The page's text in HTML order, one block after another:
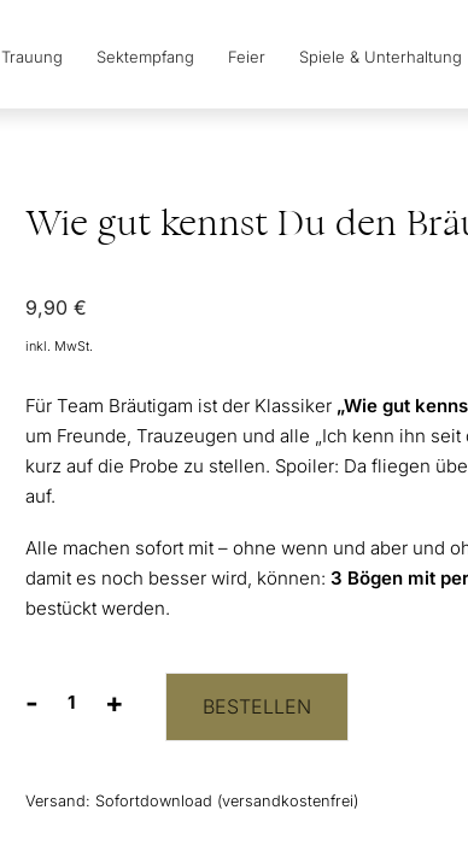
Trauung Sektempfang Feier Spiele & Unterhaltung
Wie gut kennst Du den
9,90€
inkl. MwSt.
Für Team Bräutigam ist der Klassiker „Wie gut
um Freunde, Trauzeugen und alle „Ich kenn ihn
kurz auf die Probe zu stellen. Spoiler: Da fliegen
auf.
Alle machen sofort mit – ohne wenn und aber und
damit es noch besser wird, können:3 Bögen mit
bestückt werden.
-
Wie
Du
+ BESTELLEN
Versand: Sofortdownload (versandkostenfrei)